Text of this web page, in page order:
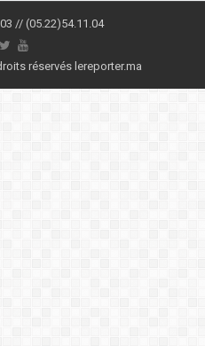
// (05.22)54.11.04
réservés lereporter.ma